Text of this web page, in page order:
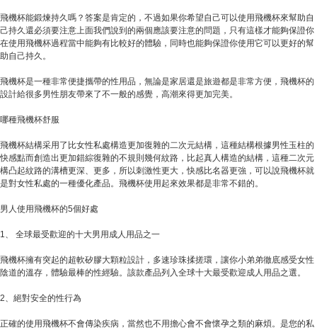
飛機杯能鍛煉持久嗎？答案是肯定的，不過如果你希望自己可以使用飛機杯來幫助自
己持久還必須要注意上面我們說到的兩個應該要注意的問題，只有這樣才能夠保證你
在使用飛機杯過程當中能夠有比較好的體驗，同時也能夠保證你使用它可以更好的幫
助自己持久。
飛機杯是一種非常便捷攜帶的性用品，無論是家居還是旅遊都是非常方便，飛機杯的
設計給很多男性朋友帶來了不一般的感覺，高潮來得更加完美。
哪種飛機杯舒服
飛機杯結構采用了比女性私處構造更加復雜的二次元結構，這種結構根據男性玉柱的
快感點而創造出更加錯綜復雜的不規則幾何紋路，比起真人構造的結構，這種二次元
構凸起紋路的溝槽更深、更多，所以刺激性更大，快感比名器更強，可以說飛機杯就
是對女性私處的一種優化產品。飛機杯使用起來效果都是非常不錯的。
男人使用飛機杯的5個好處
1、 全球最受歡迎的十大男用成人用品之一
飛機杯擁有突起的超軟矽膠大顆粒設計，多速珍珠揉搓環，讓你小弟弟徹底感受女性
陰道的溫存，體驗最棒的性經驗。該款產品列入全球十大最受歡迎成人用品之選。
2、絕對安全的性行為
正確的使用飛機杯不會傳染疾病，當然也不用擔心會不會懷孕之類的麻煩。是您的私